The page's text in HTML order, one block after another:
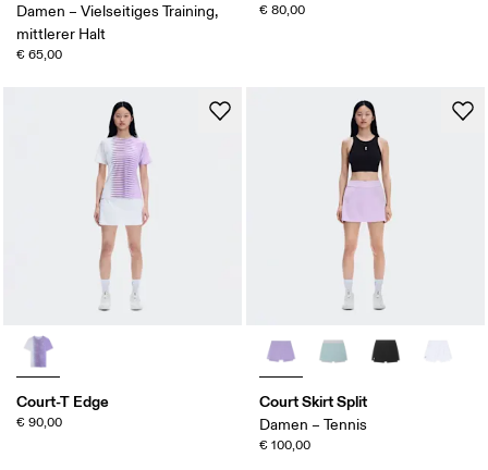
Damen – Vielseitiges Training,
mittlerer Halt
€ 65,00
€ 80,00
Court-T Edge
€ 90,00
Court Skirt Split
Damen – Tennis
€ 100,00